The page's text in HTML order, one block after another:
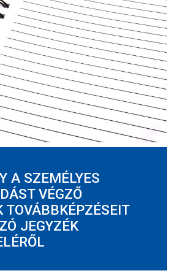
A SZEMÉLYES
VÉGZŐ
TOVÁBBKÉPZÉSEIT
JEGYZÉK